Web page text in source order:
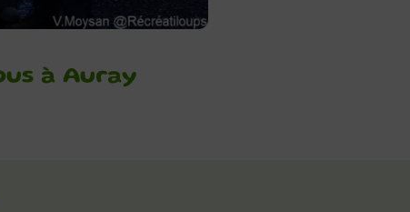
à Auray